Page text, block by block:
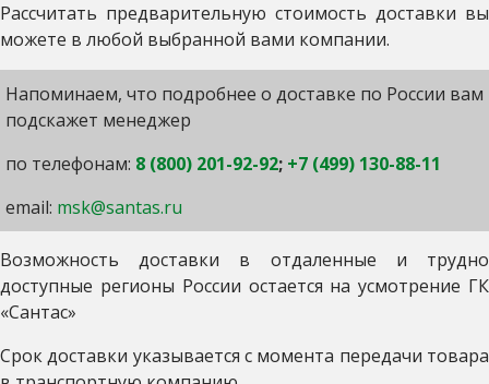
Рассчитать предварительную стоимость доставки вы
можете в любой выбранной вами компании.
Напоминаем, что подробнее о доставке по России вам
подскажет менеджер
по телефонам: 8 (800) 201-92-92; +7 (499) 130-88-11
email: msk@santas.ru
Возможность доставки в отдаленные и трудно
доступные регионы России остается на усмотрение ГК
«Сантас»
Срок доставки указывается с момента передачи товара